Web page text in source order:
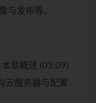
与发布等。
章概述 (03:09)
云服务器与配置